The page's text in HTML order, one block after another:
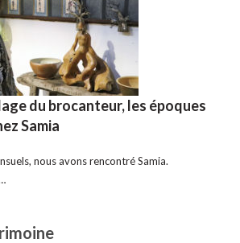
du brocanteur, les époques
Samia
nous avons rencontré Samia.